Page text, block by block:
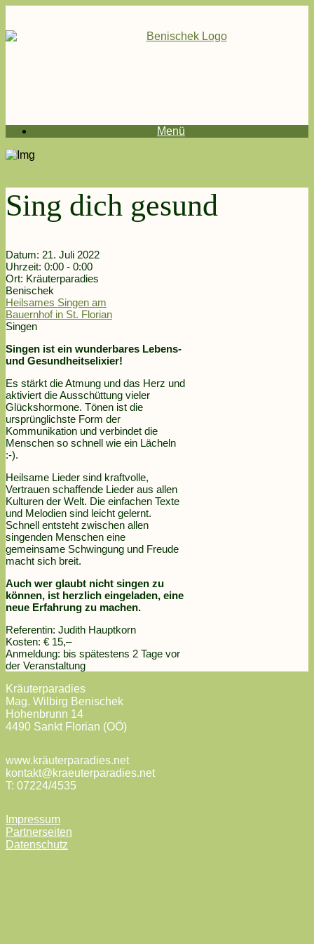
Menü
Sing dich gesund
Datum: 21. Juli 2022
Uhrzeit: 0:00 - 0:00
Ort: Kräuterparadies
Benischek
Heilsames Singen am
Bauernhof in St. Florian
Singen
Singen ist ein wunderbares Lebens-
und Gesundheitselixier!
Es stärkt die Atmung und das Herz und
aktiviert die Ausschüttung vieler
Glückshormone. Tönen ist die
ursprünglichste Form der
Kommunikation und verbindet die
Menschen so schnell wie ein Lächeln
:-).
Heilsame Lieder sind kraftvolle,
Vertrauen schaffende Lieder aus allen
Kulturen der Welt. Die einfachen Texte
und Melodien sind leicht gelernt.
Schnell entsteht zwischen allen
singenden Menschen eine
gemeinsame Schwingung und Freude
macht sich breit.
Auch wer glaubt nicht singen zu
können, ist herzlich eingeladen, eine
neue Erfahrung zu machen.
Referentin: Judith Hauptkorn
Kosten: € 15,–
Anmeldung: bis spätestens 2 Tage vor
der Veranstaltung
Kräuterparadies
Mag. Wilbirg Benischek
Hohenbrunn 14
4490 Sankt Florian (OÖ)
www.kräuterparadies.net
kontakt@kraeuterparadies.net
T: 07224/4535
Impressum
Partnerseiten
Datenschutz